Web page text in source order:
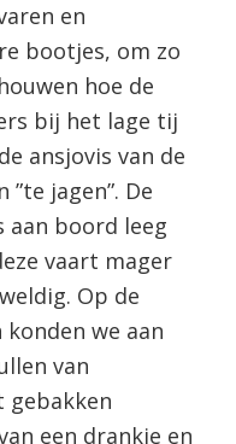
en
bootjes, om zo
hoe de
bij het lage tij
ansjovis van de
jagen”. De
aan boord leeg
vaart mager
Op de
we aan
van
gebakken
een drankje en